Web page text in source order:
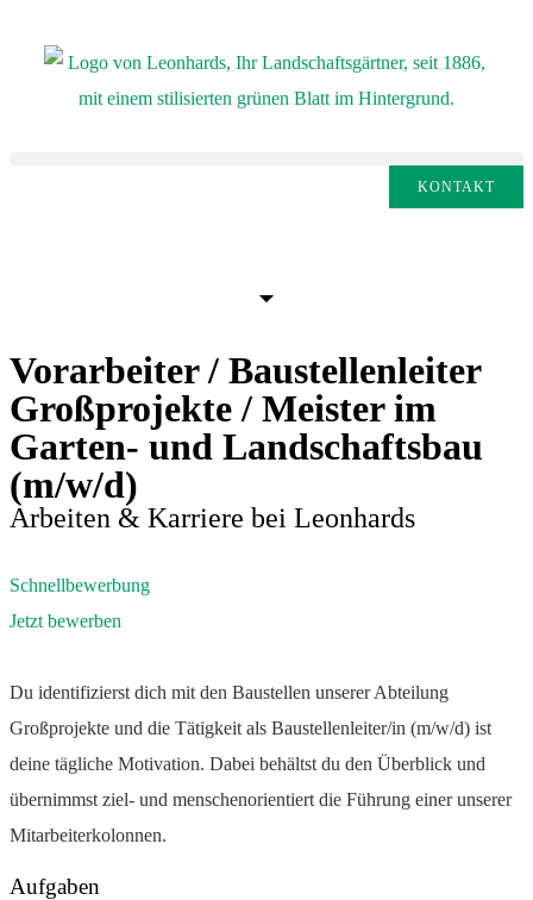
KONTAKT
Vorarbeiter / Baustellenleiter
Großprojekte / Meister im
Garten- und Landschaftsbau
(m/w/d)
Arbeiten & Karriere bei Leonhards
Schnellbewerbung
Jetzt bewerben
Du identifizierst dich mit den Baustellen unserer Abteilung
Großprojekte und die Tätigkeit als Baustellenleiter/in (m/w/d) ist
deine tägliche Motivation. Dabei behältst du den Überblick und
übernimmst ziel- und menschenorientiert die Führung einer unserer
Mitarbeiterkolonnen.
Aufgaben